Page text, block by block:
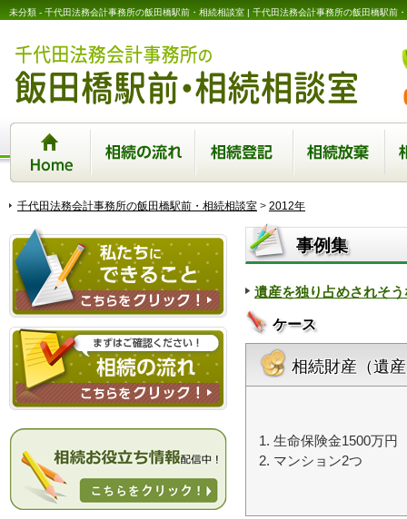
未分類 - 千代田法務会計事務所の飯田橋駅前・相続相談室 | 千代田法務会計事務所の飯田橋駅前
千代田法務会計事務所の飯田橋駅前・相続相談室 > 2012年
事例集
遺産を独り占めされそ
ケース
相続財産（遺
生命保険金1500万円
マンション2つ
私たちにできること